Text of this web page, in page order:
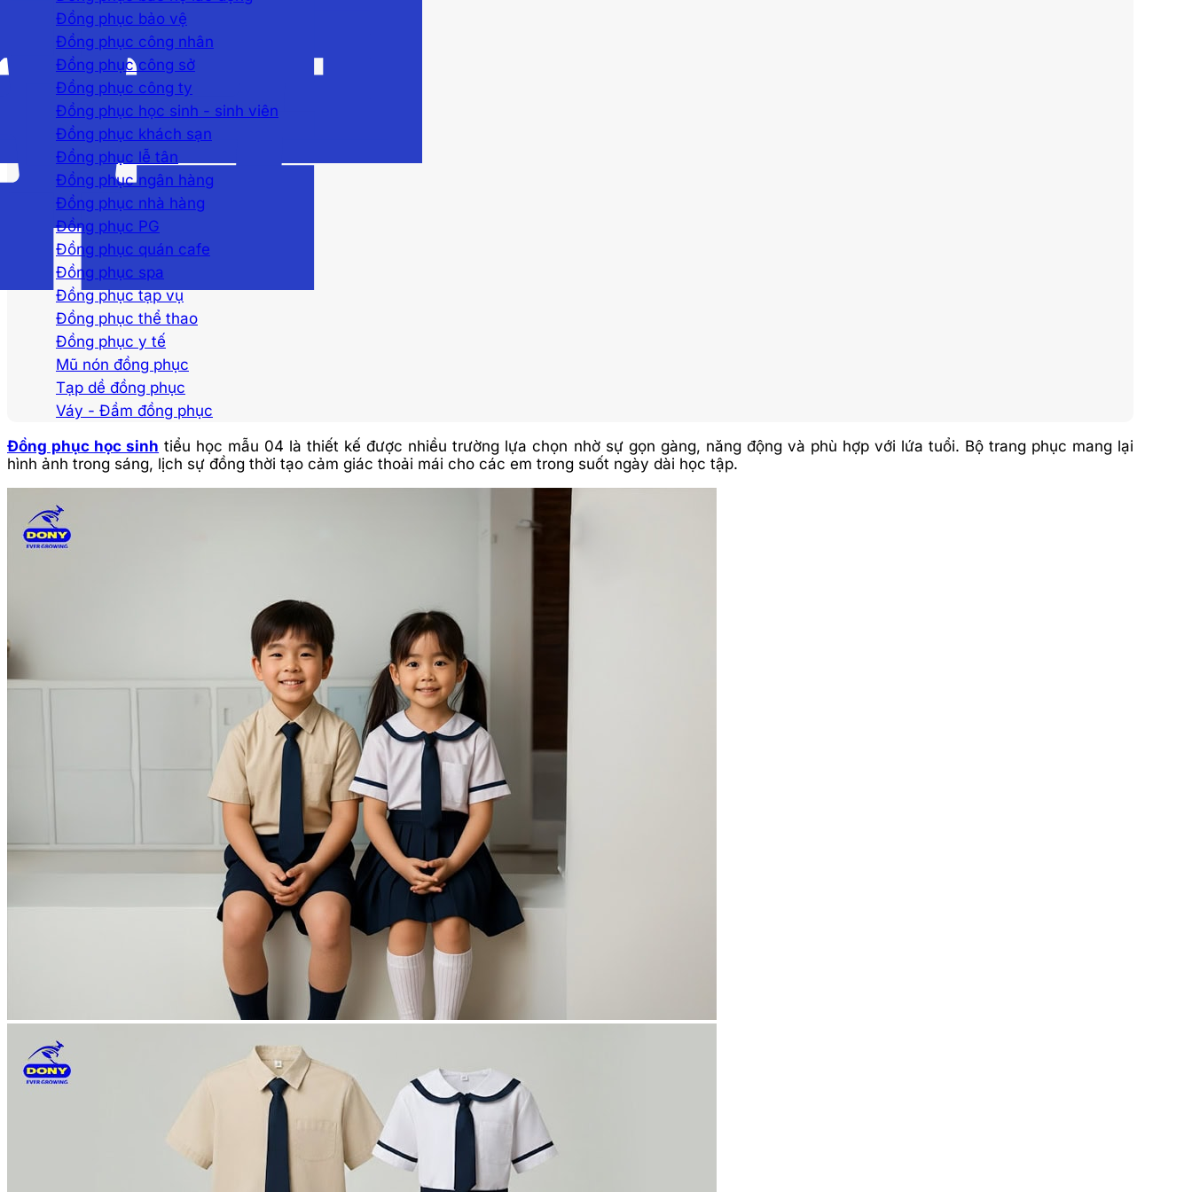
Đồng phục bảo vệ
Đồng phục công nhân
Đồng phục công sở
Đồng phục công ty
Đồng phục học sinh - sinh viên
Đồng phục khách sạn
Đồng phục lễ tân
Đồng phục ngân hàng
Đồng phục nhà hàng
Đồng phục PG
Đồng phục quán cafe
Đồng phục spa
Đồng phục tạp vụ
Đồng phục thể thao
Đồng phục y tế
Mũ nón đồng phục
Tạp dề đồng phục
Váy - Đầm đồng phục
Đồng phục học sinh tiểu học mẫu 04 là thiết kế được nhiều trường lựa chọn nhờ sự gọn gàng, năng động và phù hợp với lứa tuổi. Bộ trang phục mang lại
hình ảnh trong sáng, lịch sự đồng thời tạo cảm giác thoải mái cho các em trong suốt ngày dài học tập.